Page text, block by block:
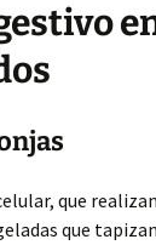
que
que